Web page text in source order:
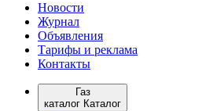
Новости
Журнал
Объявления
Тарифы и реклама
Контакты
Газ
каталог Каталог